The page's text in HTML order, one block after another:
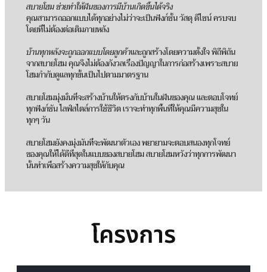
สบายโฮม ช่วยทำให้ฝันของการมีบ้านเกิดขึ้นได้จริง
คุณสามารถออกแบบได้ทุกอย่างไม่ว่าจะเป็นฟังก์ชั้น วัสดุ ดีไซน์ ครบจบ
โดยที่ไม่ต้องต่อเติมภายหลัง
บ้านทุกหลังจะถูกออกแบบโดยลูกค้าและถูกสร้างโดยความตั้งใจ พิถีพิถัน
จากสบายโฮม คุณจึงไม่ต้องกังวลเรื่องปัญญาในการก่อสร้างเพราะสบาย
โฮมกำกับดูแลทุกขั้นเป็นไปตามมาตรฐาน
สบายโฮมมุ่งมั่นที่จะสร้างบ้านให้ตรงกับบ้านในฝันของคุณ และตอบโจทย์
ทุกฟังก์ชัน ไลฟ์สไตล์การใช้ชีวิต เราจะทำทุกพื้นที่ให้คุณมีความสุขใน
ทุกๆ วัน
สบายโฮมยังคงมุ่งมันที่จะพัฒนาตัวเอง พยายามจะตอบสนองทุกโจทย์
ของคุณให้ได้ดีที่สุดในแบบของสบายโฮม สบายโฮมหวังว่าทุกการพัฒนา
นั้นทำเพื่อสร้างความสุขให้กับคุณ
โครงการ